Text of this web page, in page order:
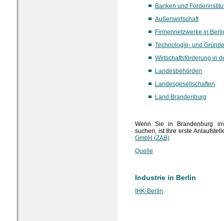
Banken und
Außenwirtschaft
Firmennetzwerke in
Technologie- und
Wirtschaftsförderung in
Landesbehörden
Landesgesellschaften
Land Brandenburg
Wenn Sie in Brandenburg
suchen, ist Ihre erste
GmbH (ZAB)
Quelle
Industrie in Berlin
IHK-Berlin